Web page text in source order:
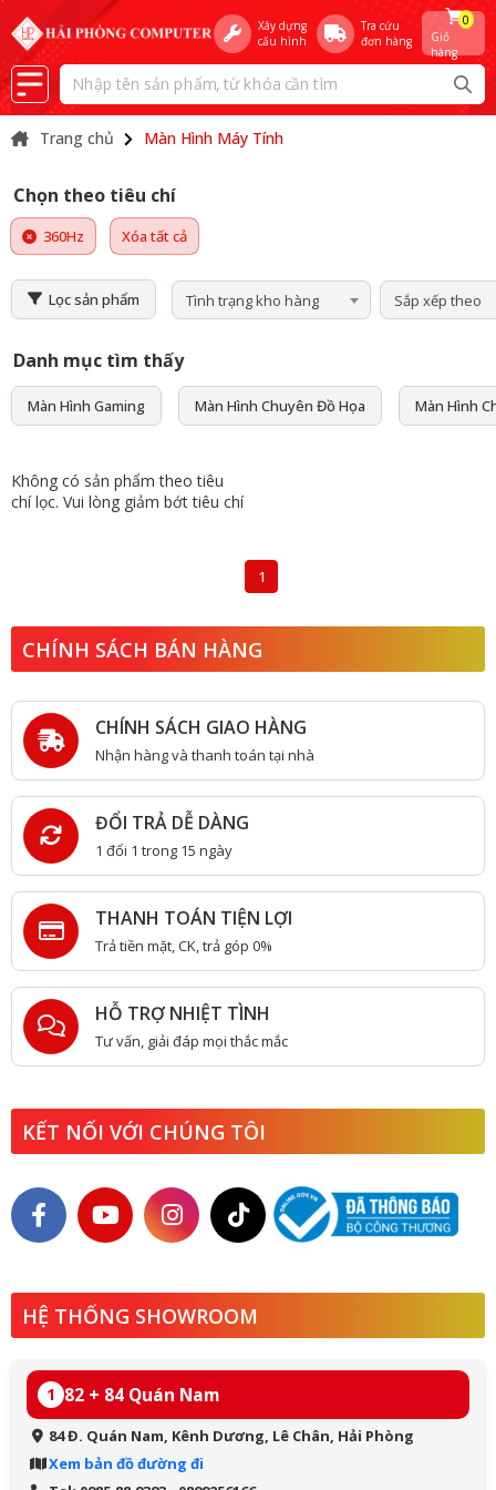
Xây dựng
cấu hình
Tra cứu
đơn hàng
Giỏ
hàng
0
Trang chủ Màn Hình Máy Tính
Chọn theo tiêu chí
360Hz Xóa tất cả
Lọc sản phẩm Tình trạng kho hàng Sắp xếp theo
Danh mục tìm thấy
Màn Hình Gaming Màn Hình Chuyên Đồ Họa Màn Hình
Không có sản phẩm theo tiêu
chí lọc. Vui lòng giảm bớt tiêu chí
1
CHÍNH SÁCH BÁN HÀNG
CHÍNH SÁCH GIAO HÀNG
Nhận hàng và thanh toán tại nhà
ĐỔI TRẢ DỄ DÀNG
1 đổi 1 trong 15 ngày
THANH TOÁN TIỆN LỢI
Trả tiền mặt, CK, trả góp 0%
HỖ TRỢ NHIỆT TÌNH
Tư vấn, giải đáp mọi thắc mắc
KẾT NỐI VỚI CHÚNG TÔI
HỆ THỐNG SHOWROOM
1 82 + 84 Quán Nam
84 Đ. Quán Nam, Kênh Dương, Lê Chân, Hải Phòng
Xem bản đồ đường đi